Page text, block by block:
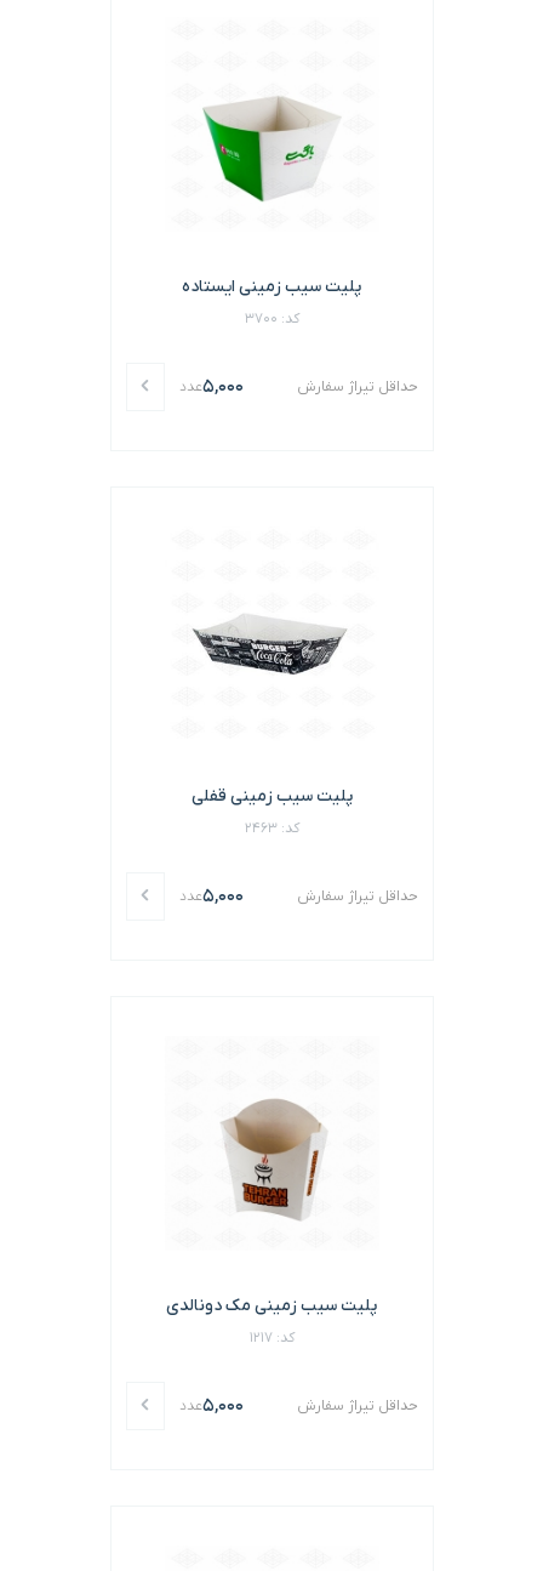
پلیت سیب زمینی ایستاده
کد: 3700
حداقل تیراژ سفارش 5,000عدد
پلیت سیب زمینی قفلی
کد: 2463
حداقل تیراژ سفارش 5,000عدد
پلیت سیب زمینی مک دونالدی
کد: 1217
حداقل تیراژ سفارش 5,000عدد